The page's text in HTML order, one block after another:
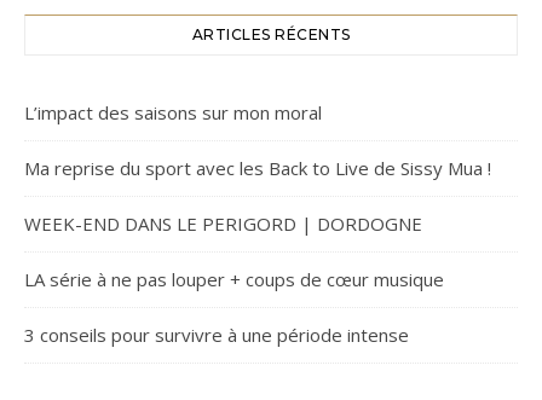
ARTICLES RÉCENTS
L’impact des saisons sur mon moral
Ma reprise du sport avec les Back to Live de Sissy Mua !
WEEK-END DANS LE PERIGORD | DORDOGNE
LA série à ne pas louper + coups de cœur musique
3 conseils pour survivre à une période intense